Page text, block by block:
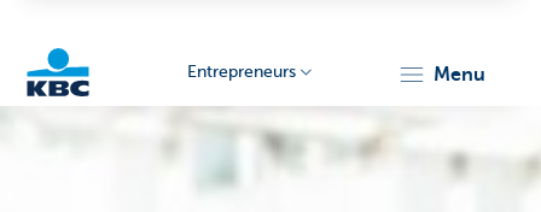
Entrepreneurs menu